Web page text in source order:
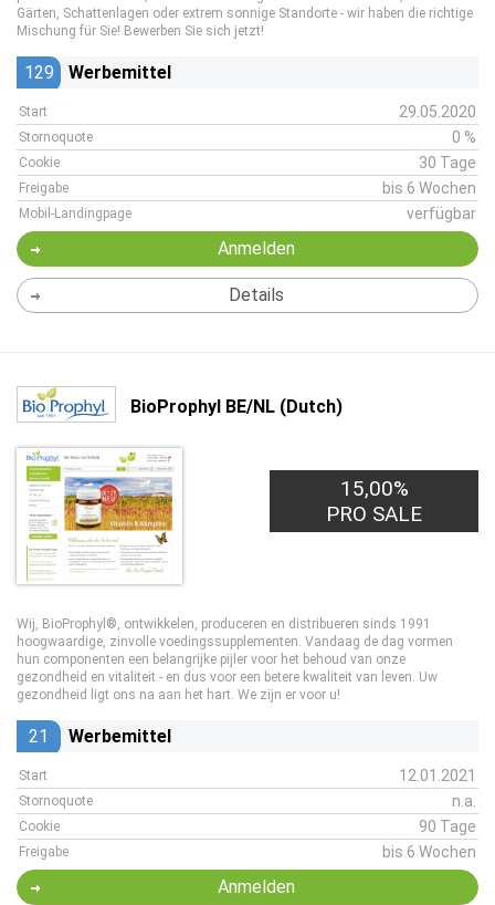
Gärten, Schattenlagen oder extrem sonnige Standorte - wir haben die richtige
Mischung für Sie! Bewerben Sie sich jetzt!
129 Werbemittel
Start 29.05.2020
Stornoquote 0 %
Cookie 30 Tage
Freigabe bis 6 Wochen
Mobil-Landingpage verfügbar
Anmelden
Details
BioProphyl BE/NL (Dutch)
15,00%
PRO SALE
Wij, BioProphyl®, ontwikkelen, produceren en distribueren sinds 1991
hoogwaardige, zinvolle voedingssupplementen. Vandaag de dag vormen
hun componenten een belangrijke pijler voor het behoud van onze
gezondheid en vitaliteit - en dus voor een betere kwaliteit van leven. Uw
gezondheid ligt ons na aan het hart. We zijn er voor u!
21 Werbemittel
Start 12.01.2021
Stornoquote n.a.
Cookie 90 Tage
Freigabe bis 6 Wochen
Anmelden